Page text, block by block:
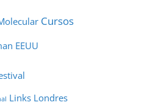
Cursos
EEUU
Links Londres